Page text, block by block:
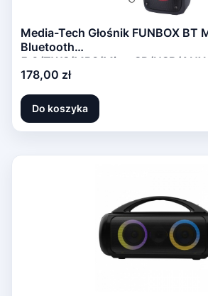
Media-Tech Głośnik FUNBOX BT
Bluetooth
5.0/TWS/MP3/MicroSD/USB/
6.3/RGB/USB-C/ RMS 40W/PMPO
Cena
178,00 zł
Do koszyka